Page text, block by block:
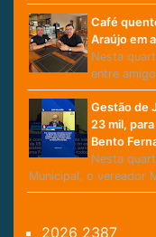
Café
Araújo em
Nesta
entre
Gestão de
23 mil,
Bento
Nesta
Municipal, o vereador
2026 2387